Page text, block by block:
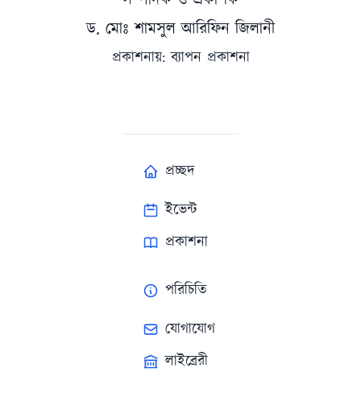
ড. মোঃ শামসুল আরিফিন জিলানী
প্রকাশনায়: ব্যাপন প্রকাশনা
প্রচ্ছদ
ইভেন্ট
প্রকাশনা
পরিচিতি
যোগাযোগ
লাইব্রেরী